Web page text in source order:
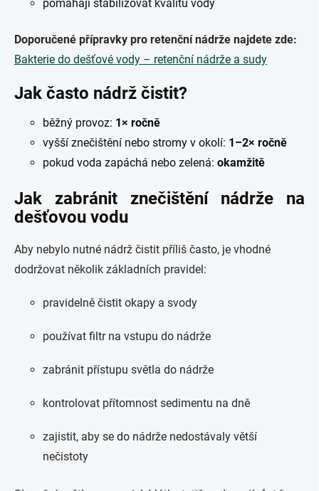
pomáhají stabilizovat kvalitu vody
Doporučené přípravky pro retenční nádrže najdete zde:
Bakterie do dešťové vody – retenční nádrže a sudy
Jak často nádrž čistit?
běžný provoz: 1× ročně
vyšší znečištění nebo stromy v okolí: 1–2× ročně
pokud voda zapáchá nebo zelená: okamžitě
Jak zabránit znečištění nádrže na
dešťovou vodu
Aby nebylo nutné nádrž čistit příliš často, je vhodné
dodržovat několik základních pravidel:
pravidelně čistit okapy a svody
používat filtr na vstupu do nádrže
zabránit přístupu světla do nádrže
kontrolovat přítomnost sedimentu na dně
zajistit, aby se do nádrže nedostávaly větší
nečistoty